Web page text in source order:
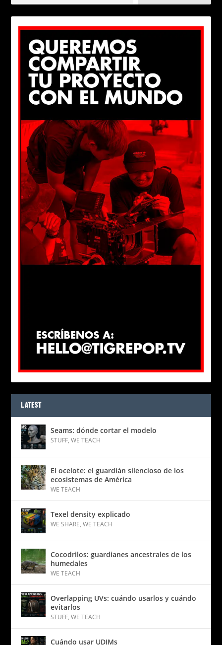
LATEST
Seams: dónde cortar el modelo
STUFF,WE TEACH
El ocelote: el guardián silencioso de los
ecosistemas de América
WE TEACH
Texel density explicado
WE SHARE,WE TEACH
Cocodrilos: guardianes ancestrales de los
humedales
WE TEACH
Overlapping UVs: cuándo usarlos y cuándo
evitarlos
STUFF,WE TEACH
Cuándo usar UDIMs